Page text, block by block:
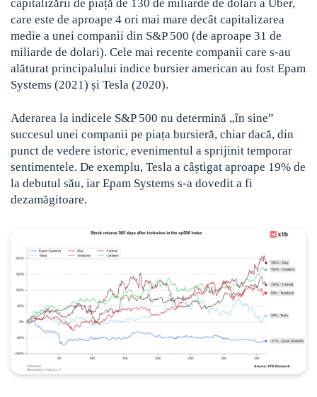
capitalizării de piață de 130 de miliarde de dolari a Uber,
care este de aproape 4 ori mai mare decât capitalizarea
medie a unei companii din S&P 500 (de aproape 31 de
miliarde de dolari). Cele mai recente companii care s-au
alăturat principalului indice bursier american au fost Epam
Systems (2021) și Tesla (2020).
Aderarea la indicele S&P 500 nu determină „în sine”
succesul unei companii pe piața bursieră, chiar dacă, din
punct de vedere istoric, evenimentul a sprijinit temporar
sentimentele. De exemplu, Tesla a câștigat aproape 19% de
la debutul său, iar Epam Systems s-a dovedit a fi
dezamăgitoare.